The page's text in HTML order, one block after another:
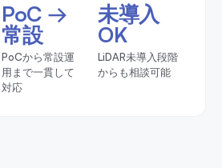
PoC →
常設
PoCから常設運
用まで一貫して
対応
未導入
OK
LiDAR未導入段階
からも相談可能